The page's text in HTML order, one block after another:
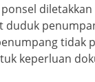
duduk
tidak
keperluan